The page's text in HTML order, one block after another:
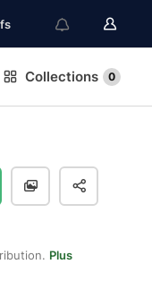
Collections 0
Plus